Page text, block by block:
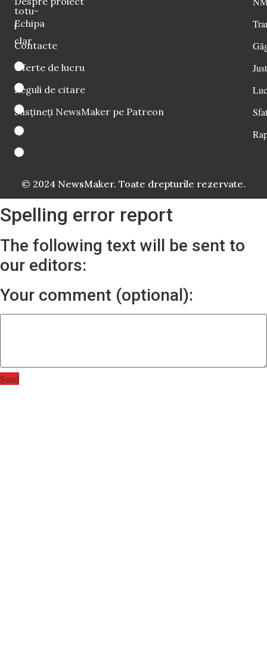
totu-
i
clar
Echipa
Contacte
Oferte de lucru
Reguli de citare
Susțineți NewsMaker pe Patreon
© 2024 NewsMaker. Toate drepturile rezervate.
Spelling error report
The following text will be sent to
our editors:
Your comment (optional):
Send